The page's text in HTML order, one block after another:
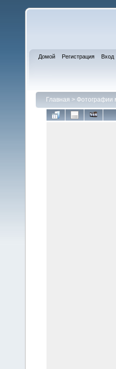
Домой Регистрация Вход
Главная > Фотографии